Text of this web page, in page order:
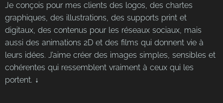
Je conçois pour mes clients des logos, des chartes
graphiques, des illustrations, des supports print et
digitaux, des contenus pour les réseaux sociaux, mais
aussi des animations 2D et des films qui donnent vie à
leurs idées. J’aime créer des images simples, sensibles et
cohérentes qui ressemblent vraiment à ceux qui les
portent. ↓